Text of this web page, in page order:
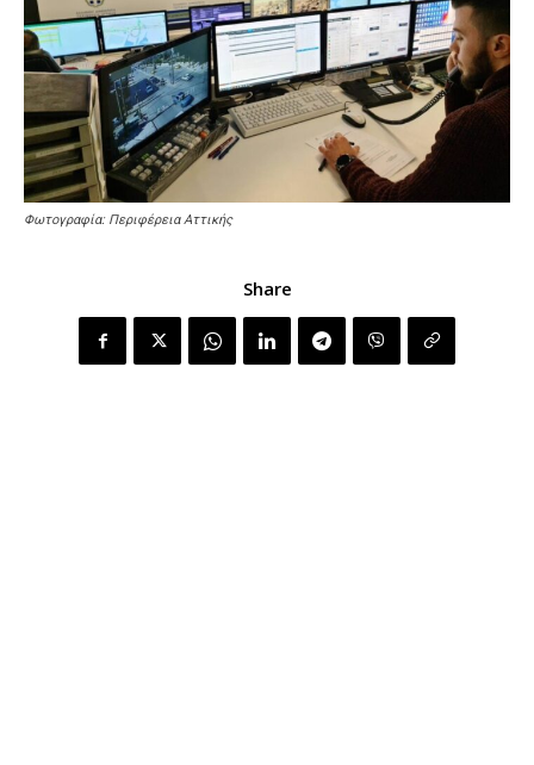
Φωτογραφία: Περιφέρεια Αττικής
Share